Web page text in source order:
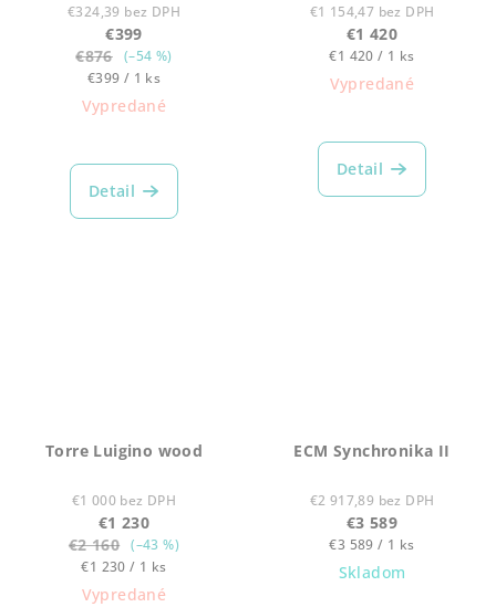
€324,39 bez DPH
€399
€876 (–54 %)
Jednotková
cena:
€399 / 1 ks
Vypredané
Detail
€1 154,47 bez DPH
€1 420
Jednotková
cena:
€1 420 / 1 ks
Vypredané
Detail
Torre Luigino wood
€1 000 bez DPH
€1 230
€2 160
(–43 %)
Jednotková
cena:
€1 230 / 1 ks
Vypredané
ECM Synchronika II
€2 917,89 bez DPH
€3 589
Jednotková
cena:
€3 589 / 1 ks
Skladom